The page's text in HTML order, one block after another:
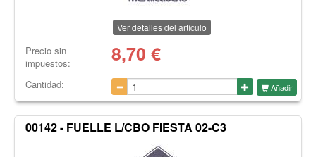
Ver detalles del artículo
Precio sin
impuestos:
8,70 €
Cantidad: Añadir
00142 - FUELLE L/CBO FIESTA 02-C3